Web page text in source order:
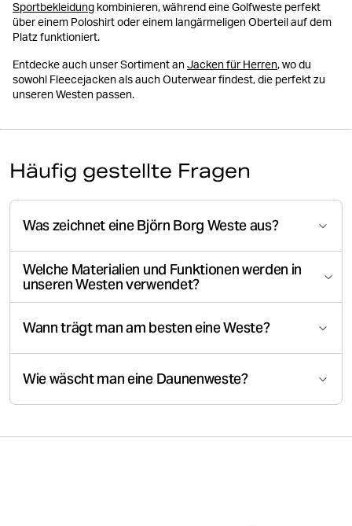
Sportbekleidung kombinieren, während eine Golfweste perfekt
über einem Poloshirt oder einem langärmeligen Oberteil auf dem
Platz funktioniert.
Entdecke auch unser Sortiment an Jacken für Herren, wo du
sowohl Fleecejacken als auch Outerwear findest, die perfekt zu
unseren Westen passen.
Häufig gestellte Fragen
Was zeichnet eine Björn Borg Weste aus?
Welche Materialien und Funktionen werden in
unseren Westen verwendet?
Wann trägt man am besten eine Weste?
Wie wäscht man eine Daunenweste?